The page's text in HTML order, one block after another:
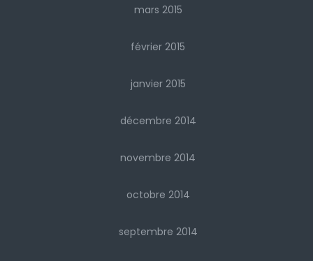
mars 2015
février 2015
janvier 2015
décembre 2014
novembre 2014
octobre 2014
septembre 2014